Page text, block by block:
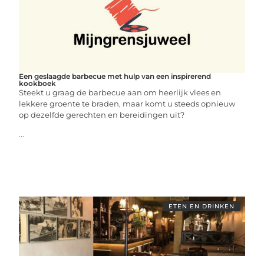
Een geslaagde barbecue met hulp van een inspirerend
kookboek
Steekt u graag de barbecue aan om heerlijk vlees en
lekkere groente te braden, maar komt u steeds opnieuw
op dezelfde gerechten en bereidingen uit?
...
ETEN EN DRINKEN